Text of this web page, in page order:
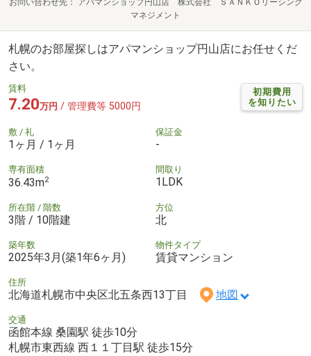
マネジメント
札幌のお部屋探しはアパマンショップ円山店にお任せくだ
さい。
初期費用
を知りたい
賃料
7.20万円 / 管理費等 5000円
敷 / 礼
1ヶ月 / 1ヶ月
保証金
-
専有面積
36.43m2
間取り
1LDK
所在階 / 階数
3階 / 10階建
方位
北
築年数
2025年3月(築1年6ヶ月)
物件タイプ
賃貸マンション
住所
北海道札幌市中央区北五条西13丁目 地図
交通
函館本線 桑園駅 徒歩10分
札幌市東西線 西１１丁目駅 徒歩15分